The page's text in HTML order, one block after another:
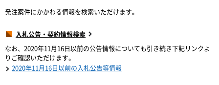
発注案件にかかわる情報を検索いただけます。
入札公告・契約情報検索
なお、2020年11月16日以前の公告情報についても引き続き下記リンクよ
りご確認いただけます。
2020年11月16日以前の入札公告等情報